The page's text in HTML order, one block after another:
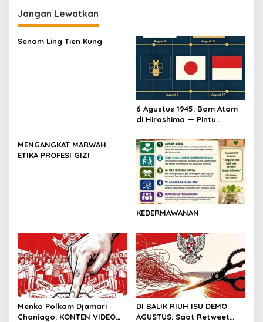
Jangan Lewatkan
Senam Ling Tien Kung
6 Agustus 1945: Bom Atom
di Hiroshima — Pintu
Indonesia
MENGANGKAT MARWAH
ETIKA PROFESI GIZI
KEDERMAWANAN
Menko Polkam Djamari
Chaniago: KONTEN VIDEO
DI BALIK RIUH ISU DEMO
AGUSTUS: Saat Retweet